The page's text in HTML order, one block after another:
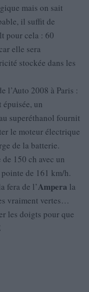
mais on sait
il suffit de
pour cela : 60
elle sera
stockée dans les
l’Auto 2008 à Paris :
épuisée, un
superéthanol fournit
le moteur électrique
de la batterie.
150 ch avec un
de 161 km/h.
fera de l’Ampera la
vraiment vertes…
les doigts pour que